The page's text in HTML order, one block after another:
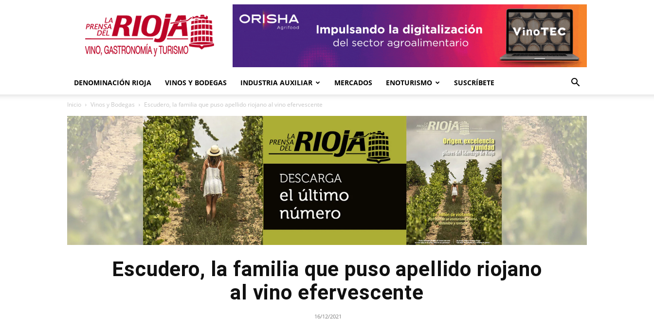
La
Prensa
del
Rioja
DENOMINACIÓN RIOJA VINOS Y BODEGAS INDUSTRIA AUXILIAR MERCADOS ENOTURISMO SUSCRÍBETE
Inicio Vinos y Bodegas Escudero, la familia que puso apellido riojano al vino efervescente
Escudero, la familia que puso apellido riojano
al vino efervescente
16/12/2021